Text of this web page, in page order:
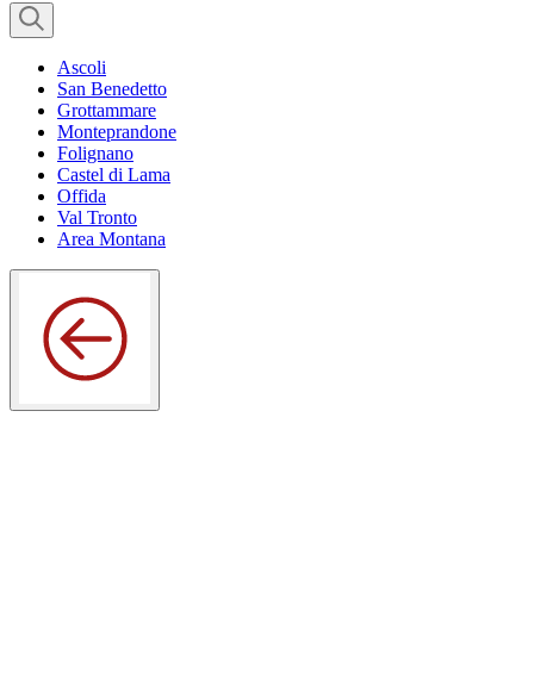
Ascoli
San Benedetto
Grottammare
Monteprandone
Folignano
Castel di Lama
Offida
Val Tronto
Area Montana